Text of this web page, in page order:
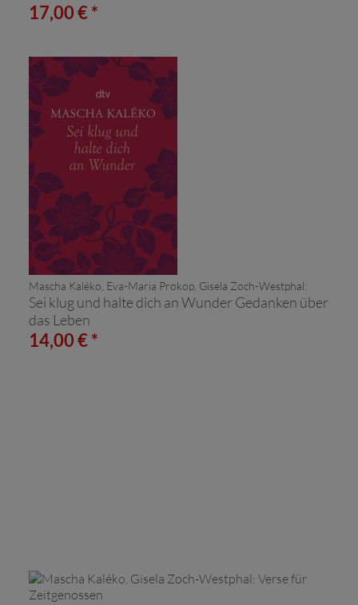
17,00 € *
Mascha Kaléko, Eva-Maria Prokop, Gisela Zoch-Westphal:
Sei klug und halte dich an Wunder Gedanken über
das Leben
14,00 € *